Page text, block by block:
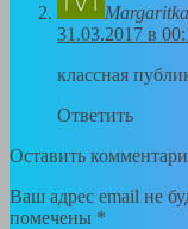
Margaritka
31.03.2017 в
классная
Ответить
Оставить
Ваш адрес email не
помечены *